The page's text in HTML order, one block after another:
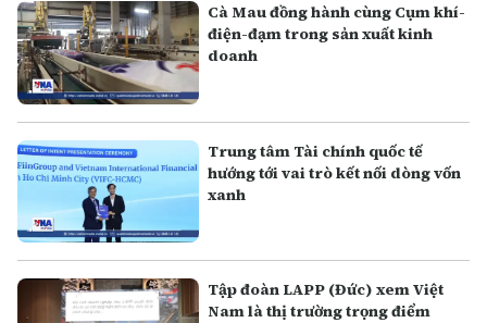
Cà Mau đồng hành cùng Cụm khí-
điện-đạm trong sản xuất kinh
doanh
Trung tâm Tài chính quốc tế
hướng tới vai trò kết nối dòng vốn
xanh
Tập đoàn LAPP (Đức) xem Việt
Nam là thị trường trọng điểm